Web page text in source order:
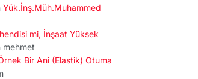
Yük.İnş.Müh.Muhammed
mi, İnşaat Yüksek
mehmet
Bir Ani (Elastik) Otuma